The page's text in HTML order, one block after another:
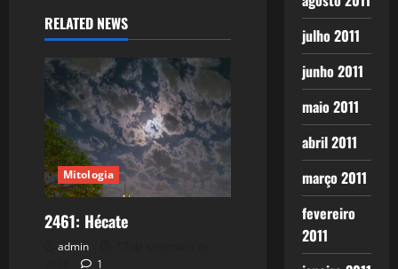
RELATED NEWS
Mitologia
2461: Hécate
admin
1
julho 2011
junho 2011
maio 2011
abril 2011
março 2011
fevereiro
2011